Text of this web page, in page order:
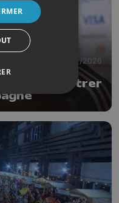
09/07/2026
se montrer
"